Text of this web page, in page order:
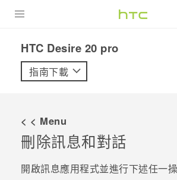
VIVE
‎HTC Desire 20 pro‎
指南下載
< < Menu
刪除訊息和對話
開啟訊息應用程式並進行下述任一操